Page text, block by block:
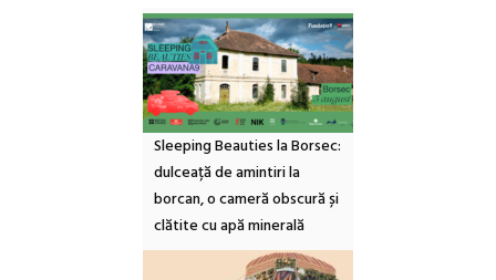
Sleeping Beauties la Borsec:
dulceață de amintiri la
borcan, o cameră obscură și
clătite cu apă minerală